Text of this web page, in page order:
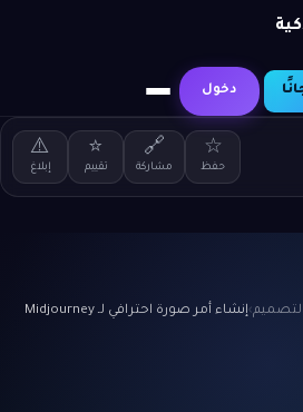
دخول
☆
حفظ
🔗
مشاركة
⭐
تقييم
⚠️
إبلاغ
›إنشاء أمر صورة احترافي لـ Midjourney